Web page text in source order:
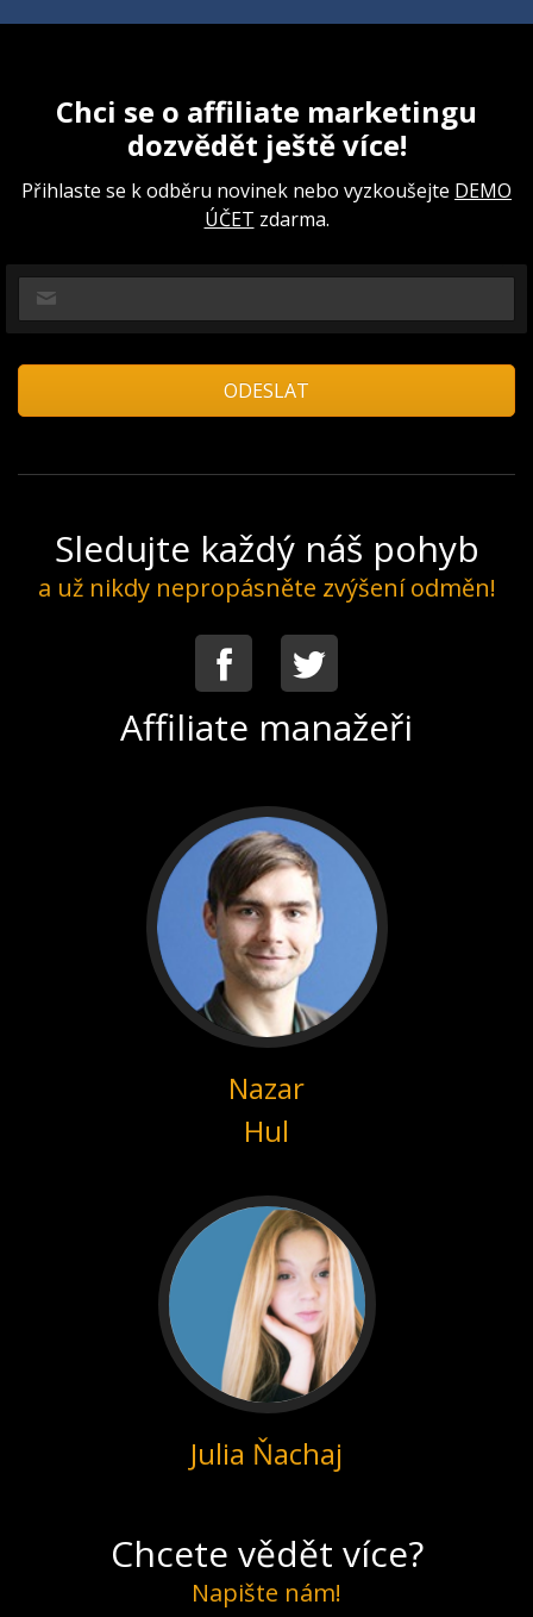
Chci se o affiliate marketingu
dozvědět ještě více!
Přihlaste se k odběru novinek nebo vyzkoušejte DEMO
ÚČET zdarma.
Sledujte každý náš pohyb
a už nikdy nepropásněte zvýšení odměn!
Facebook
Affiliate manažeři
Nazar
Hul
Julia Ňachaj
Chcete vědět více?
Napište nám!